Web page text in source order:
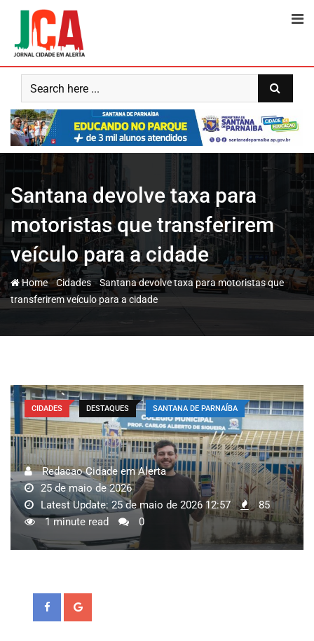
content
Santana devolve taxa para
motoristas que transferirem
veículo para a cidade
Home-Cidades-Santana devolve taxa para motoristas que
transferirem veículo para a cidade
CIDADES DESTAQUES SANTANA DE PARNAÍBA
Redacao Cidade em Alerta
25 de maio de 2026
Latest Update: 25 de maio de 2026 12:57
85
1 minute read
0